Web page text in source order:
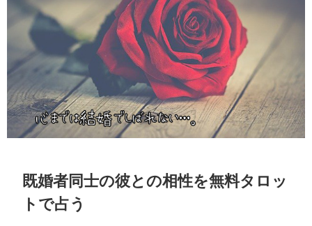
既婚者同士の彼との相性を無料タロッ
トで占う